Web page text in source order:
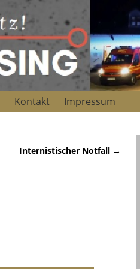
Kontakt
Impressum
Internistischer Notfall →